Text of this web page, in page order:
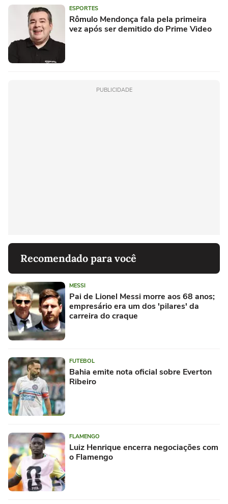
ESPORTES
Rômulo Mendonça fala pela primeira
vez após ser demitido do Prime Video
PUBLICIDADE
Recomendado para você
MESSI
Pai de Lionel Messi morre aos 68 anos;
empresário era um dos 'pilares' da
carreira do craque
FUTEBOL
Bahia emite nota oficial sobre Everton
Ribeiro
FLAMENGO
Luiz Henrique encerra negociações com
o Flamengo